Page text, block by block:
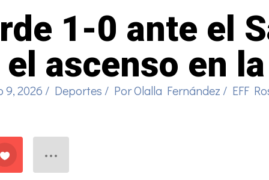
1-0 ante el
ascenso en
9, 2026 / Deportes / PorOlalla Fernández / EFF